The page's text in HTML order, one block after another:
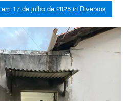
em 17 de julho de 2025 in Diversos